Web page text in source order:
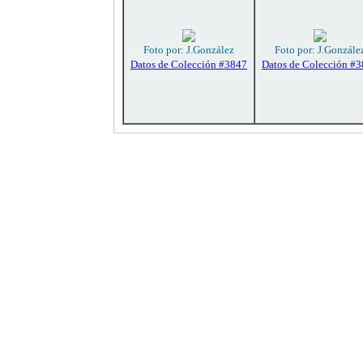
Foto por: J.González
Datos de Colección #3847
Foto por:
Datos de Colección